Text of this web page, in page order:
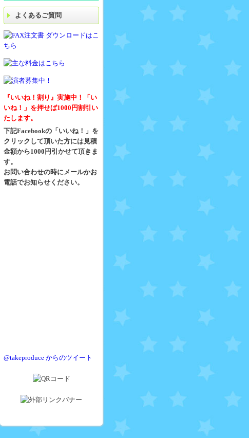
よくあるご質問
『いいね！割り』実施中！「い
いね！」を押せば1000円割引い
たします。
下記Facebookの「いいね！」を
クリックして頂いた方には見積
金額から1000円引かせて頂きま
す。
お問い合わせの時にメールかお
電話でお知らせください。
@takeproduce からのツイート